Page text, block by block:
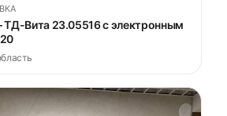
ТД-Вита 23.05516 с электронным